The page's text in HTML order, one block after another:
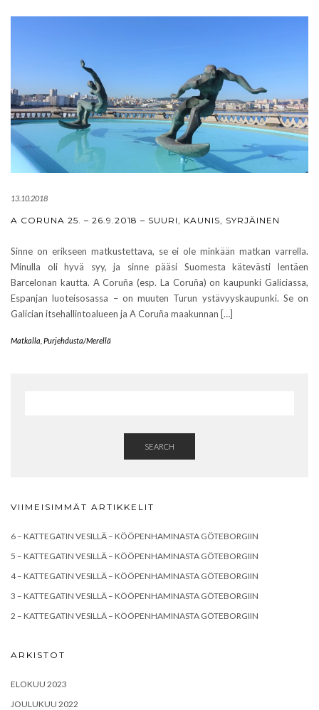
13.10.2018
A CORUNA 25. – 26.9.2018 – SUURI, KAUNIS, SYRJÄINEN
Sinne on erikseen matkustettava, se ei ole minkään matkan varrella.
Minulla oli hyvä syy, ja sinne pääsi Suomesta kätevästi lentäen
Barcelonan kautta. A Coruña (esp. La Coruña) on kaupunki Galiciassa,
Espanjan luoteisosassa – on muuten Turun ystävyyskaupunki. Se on
Galician itsehallintoalueen ja A Coruña maakunnan […]
Matkalla Purjehdusta/Merellä
SEARCH
VIIMEISIMMÄT ARTIKKELIT
6 – KATTEGATIN VESILLÄ – KÖÖPENHAMINASTA GÖTEBORGIIN
5 – KATTEGATIN VESILLÄ – KÖÖPENHAMINASTA GÖTEBORGIIN
4 – KATTEGATIN VESILLÄ – KÖÖPENHAMINASTA GÖTEBORGIIN
3 – KATTEGATIN VESILLÄ – KÖÖPENHAMINASTA GÖTEBORGIIN
2 – KATTEGATIN VESILLÄ – KÖÖPENHAMINASTA GÖTEBORGIIN
ARKISTOT
ELOKUU 2023
JOULUKUU 2022